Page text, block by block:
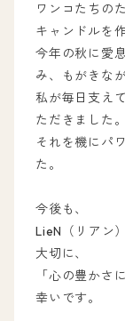
ワンコたちの
キャンドルを
今年の秋に愛
み、もがきな
私が毎日支え
ただきました。
それを機にパ
た。
今後も、
LieN（リアン
大切に、
「心の豊かさ
幸いです。